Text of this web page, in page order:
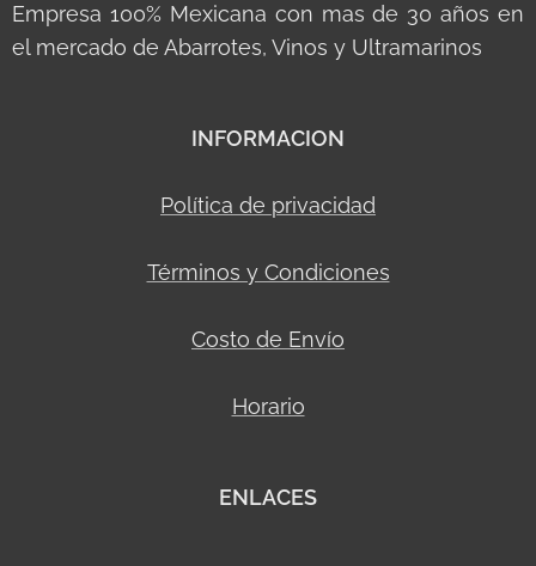
Empresa 100% Mexicana con mas de 30 años en
el mercado de Abarrotes, Vinos y Ultramarinos
INFORMACION
Política de privacidad
Términos y Condiciones
Costo de Envío
Horario
ENLACES